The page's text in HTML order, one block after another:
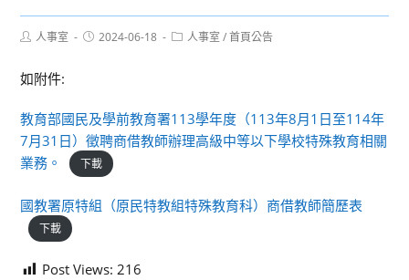
Post人事室
Post2024-06-18
Post人事室 / 首頁公告
如附件:
教育部國民及學前教育署113學年度（113年8月1日至114年
7月31日）徵聘商借教師辦理高級中等以下學校特殊教育相關
業務。
下載
國教署原特組（原民特教組特殊教育科）商借教師簡歷表
下載
Post Views: 216